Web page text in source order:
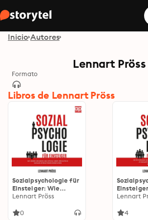
Inicio Autores
Lennart Pröss
Formato
Libros de Lennart Pröss
Sozialpsychologie für
Einsteiger: Wie
unsere Gedanken und
Verhalten in sozialen
Lennart Pröss
0
verstehen
Lennart
4